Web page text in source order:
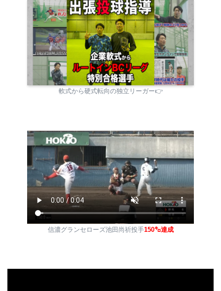
軟式から硬式転向の独立リーガー👉
信濃グランセローズ池田尚祈投手150㌔達成